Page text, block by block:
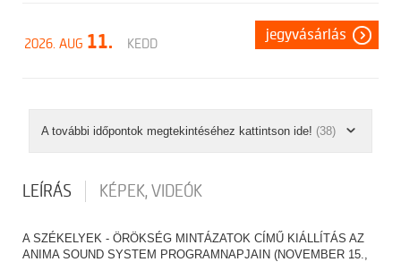
2026. AUG 11. KEDD
jegyvásárlás
A további időpontok megtekintéséhez kattintson ide! (38)
LEÍRÁS KÉPEK, VIDEÓK
A SZÉKELYEK - ÖRÖKSÉG MINTÁZATOK CÍMŰ KIÁLLÍTÁS AZ
ANIMA SOUND SYSTEM PROGRAMNAPJAIN (NOVEMBER 15.,